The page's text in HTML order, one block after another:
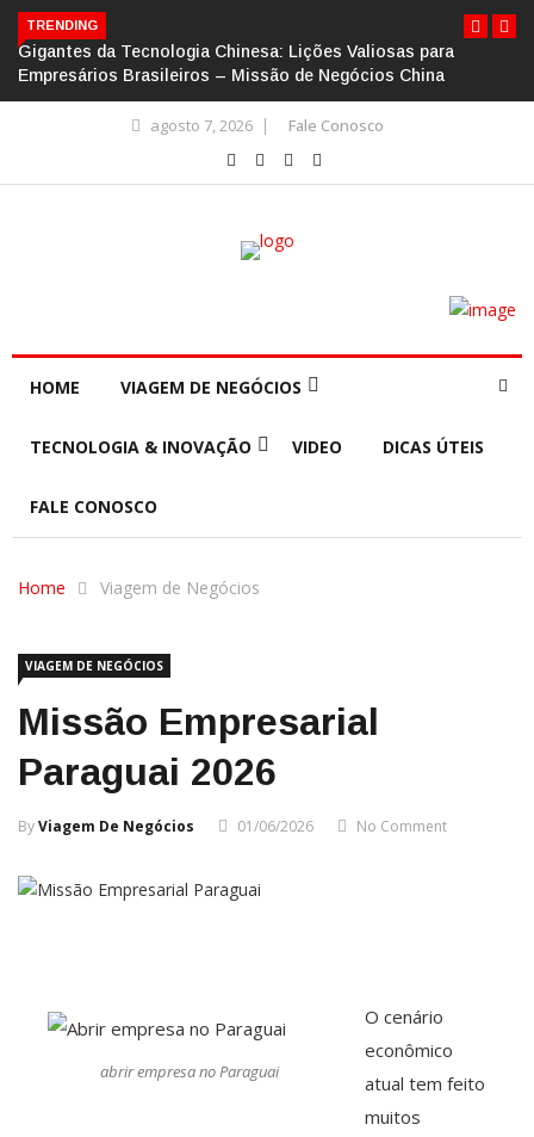
TRENDING
Gigantes da Tecnologia Chinesa: Lições Valiosas para
Empresários Brasileiros – Missão de Negócios China
agosto 7, 2026 Fale Conosco
HOME VIAGEM DE NEGÓCIOS
TECNOLOGIA & INOVAÇÃO VIDEO DICAS ÚTEIS
FALE CONOSCO
Home Viagem de Negócios
VIAGEM DE NEGÓCIOS
Missão Empresarial
Paraguai 2026
ByViagem De Negócios 01/06/2026 No Comment
abrir empresa no Paraguai
O cenário
econômico
atual tem feito
muitos